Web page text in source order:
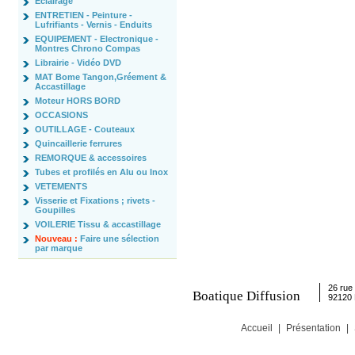
ENTRETIEN - Peinture -
Lufrifiants - Vernis - Enduits
EQUIPEMENT - Electronique -
Montres Chrono Compas
Librairie - Vidéo DVD
MAT Bome Tangon,Gréement &
Accastillage
Moteur HORS BORD
OCCASIONS
OUTILLAGE - Couteaux
Quincaillerie ferrures
REMORQUE & accessoires
Tubes et profilés en Alu ou Inox
VETEMENTS
Visserie et Fixations ; rivets -
Goupilles
VOILERIE Tissu & accastillage
Nouveau : Faire une sélection
par marque
Boatique Diffusion
26 rue
92120
Accueil Présentation